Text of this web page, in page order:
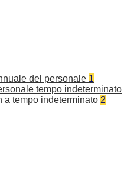
del personale 1
tempo indeterminato
a tempo indeterminato 2